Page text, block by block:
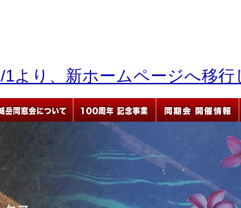
1より、新ホームページへ移